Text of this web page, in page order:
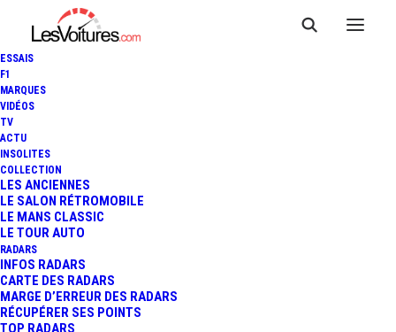
ESSAIS
F1
MARQUES
VIDÉOS
TV
ACTU
INSOLITES
COLLECTION
LES ANCIENNES
LE SALON RÉTROMOBILE
LE MANS CLASSIC
LE TOUR AUTO
RADARS
INFOS RADARS
CARTE DES RADARS
MARGE D’ERREUR DES RADARS
RÉCUPÉRER SES POINTS
TOP RADARS
Martin-Église
CetteAire de covoiturage
Bouteilles
deSeine-Maritime
accessible pour faciliter vos déplacements partagés.